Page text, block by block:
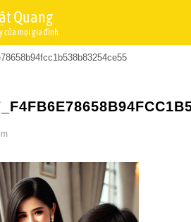
Quang
của mọi gia đình